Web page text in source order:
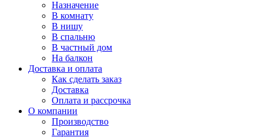
Назначение
В комнату
В нишу
В спальню
В частный дом
На балкон
Доставка и оплата
Как сделать заказ
Доставка
Оплата и рассрочка
О компании
Производство
Гарантия